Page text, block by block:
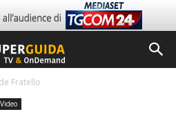
Fratello
Video